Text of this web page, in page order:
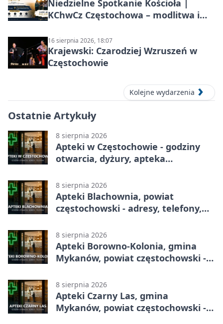
Niedzielne Spotkanie Kościoła |
KChwCz Częstochowa – modlitwa i
16 sierpnia 2026, 18:07
Krajewski: Czarodziej Wzruszeń w
Częstochowie
Kolejne wydarzenia
Ostatnie Artykuły
8 sierpnia 2026
Apteki w Częstochowie - godziny
otwarcia, dyżury, apteka
8 sierpnia 2026
Apteki Blachownia, powiat
częstochowski - adresy, telefony,
8 sierpnia 2026
Apteki Borowno-Kolonia, gmina
Mykanów, powiat częstochowski -
8 sierpnia 2026
Apteki Czarny Las, gmina
Mykanów, powiat częstochowski -